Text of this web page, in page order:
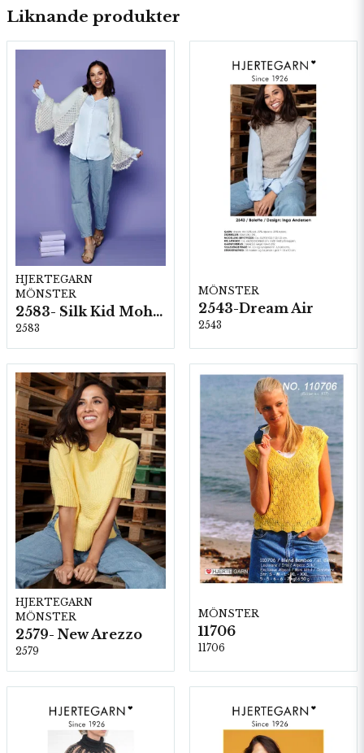
Liknande produkter
HJERTEGARN
MÖNSTER
2583- Silk Kid Mohair
2583
MÖNSTER
2543-Dream Air
2543
HJERTEGARN
MÖNSTER
2579- New Arezzo
2579
MÖNSTER
11706
11706